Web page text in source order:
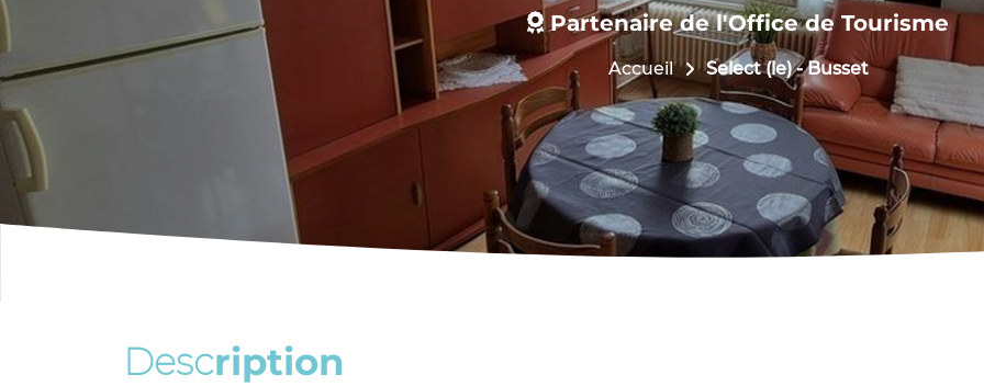
Partenaire de l'Office de Tourisme
Accueil Select (le) - Busset
Description